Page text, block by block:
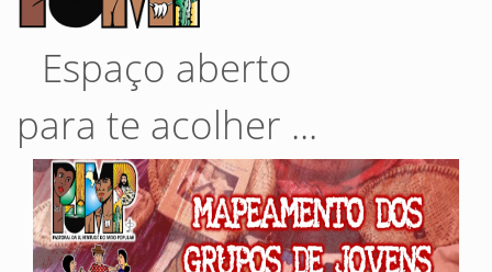
Espaço aberto
para te acolher ...